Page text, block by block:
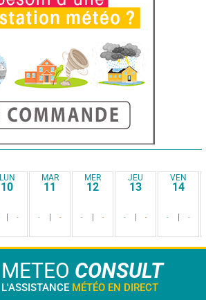
LUN
10
-
MAR
11
- -
MER
12
- -
JEU
13
- -
VEN
14
- -
METEO CONSULT
L'ASSISTANCE MÉTÉO EN DIRECT